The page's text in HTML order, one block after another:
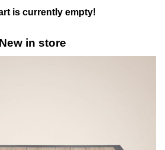
is currently empty!
New in store